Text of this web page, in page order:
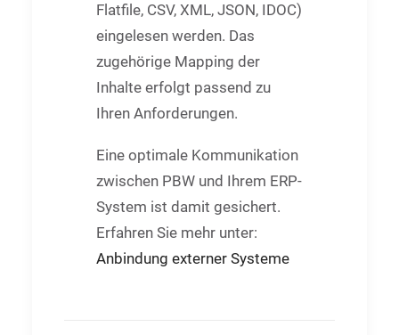
Flatfile, CSV, XML, JSON, IDOC)
eingelesen werden. Das
zugehörige Mapping der
Inhalte erfolgt passend zu
Ihren Anforderungen.
Eine optimale Kommunikation
zwischen PBW und Ihrem ERP-
System ist damit gesichert.
Erfahren Sie mehr unter:
Anbindung externer Systeme